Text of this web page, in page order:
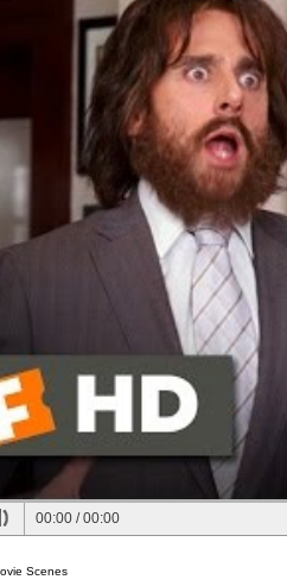
00:00 /00:00
Scenes